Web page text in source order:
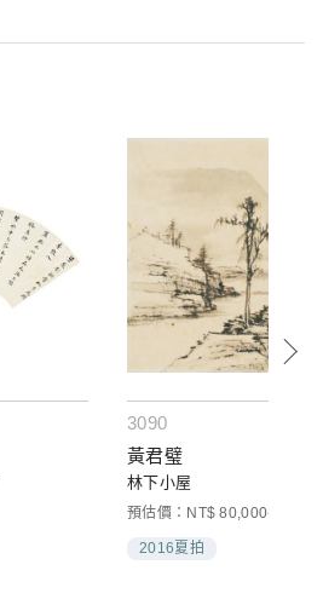
3090
黃君璧
林下小屋
預估價：NT$ 80,000-
2016夏拍